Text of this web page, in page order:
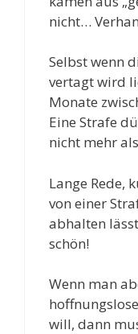
nicht…
Selbst wenn
vertagt wird
Monate
Eine Strafe
nicht mehr
Lange Rede,
von einer
abhalten
schön!
Wenn man
will, dann